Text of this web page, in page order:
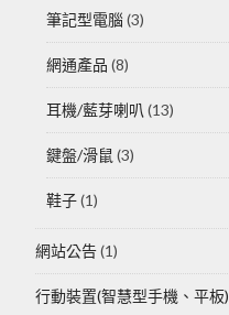
筆記型電腦(3)
網通產品 (8)
耳機/藍芽喇叭 (13)
鍵盤/滑鼠 (3)
鞋子(1)
網站公告(1)
行動裝置(智慧型手機、平板)